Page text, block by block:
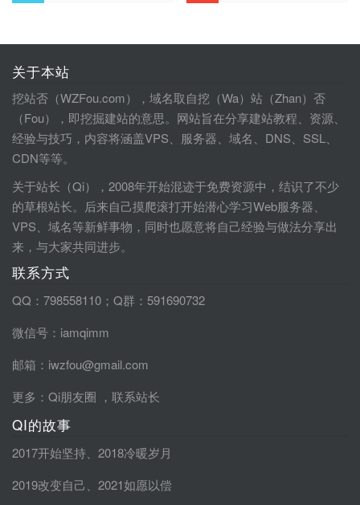
关于本站
挖站否（WZFou.com），域名取自挖（Wa）站（Zhan）否
（Fou），即挖掘建站的意思。网站旨在分享建站教程、资源、
经验与技巧，内容将涵盖VPS、服务器、域名、DNS、SSL、
CDN等等。
关于站长（Qi），2008年开始混迹于免费资源中，结识了不少
的草根站长。后来自己摸爬滚打开始潜心学习Web服务器、
VPS、域名等新鲜事物，同时也愿意将自己经验与做法分享出
来，与大家共同进步。
联系方式
QQ：798558110；Q群：591690732
微信号：iamqimm
邮箱：iwzfou@gmail.com
更多： Qi朋友圈 ， 联系站长
QI的故事
2017开始坚持
2018冷暖岁月
2019改变自己
2021如愿以偿